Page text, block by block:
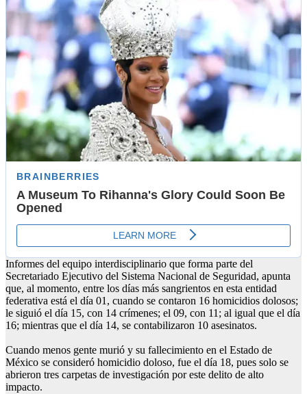
Informes del equipo interdisciplinario que forma parte del
Secretariado Ejecutivo del Sistema Nacional de Seguridad, apunta
que, al momento, entre los días más sangrientos en esta entidad
federativa está el día 01, cuando se contaron 16 homicidios dolosos;
le siguió el día 15, con 14 crímenes; el 09, con 11; al igual que el día
16; mientras que el día 14, se contabilizaron 10 asesinatos.
Cuando menos gente murió y su fallecimiento en el Estado de
México se consideró homicidio doloso, fue el día 18, pues solo se
abrieron tres carpetas de investigación por este delito de alto
impacto.